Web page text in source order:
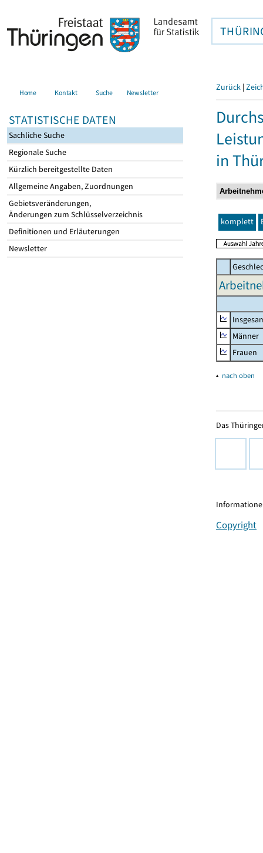
Home Kontakt Suche Newsletter
STATISTISCHE DATEN
Sachliche Suche
Regionale Suche
Kürzlich bereitgestellte Daten
Allgemeine Angaben, Zuordnungen
Gebietsveränderungen,
Änderungen zum Schlüsselverzeichnis
Definitionen und Erläuterungen
Newsletter
Zurück |
in
komplett
Männer
Frauen
▴ nach oben
Das
Copyright